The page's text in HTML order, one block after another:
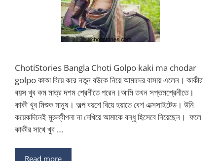
ChotiStories Bangla Choti Golpo kaki ma chodar
golpo কাকা বিয়ে করে নতুন বউকে নিয়ে আমাদের বাসায় এলেন। কাকীর
বয়স খুব কম মাত্র দশম শ্রেনীতে পরেন।আমি তখন সপ্তমশ্রেনীতে।
কাকী খুব মিশুক মানুষ। অল্প বয়শে বিয়ে হয়াতে বেশ এক্সসাইটেড। উনি
কয়েকদিনেই মুরুব্বীপনা না দেখিয়ে আমাকে বন্ধু হিসেবে নিয়েছেন। ফলে
কাকীর সাথে খুব …
Read more